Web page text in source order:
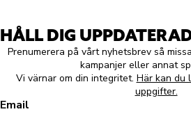
HÅLL DIG
Prenumerera på vårt nyhetsbrev så
kampanjer eller annat
Vi värnar om din integritet. Här kan du
uppgifter.
Email